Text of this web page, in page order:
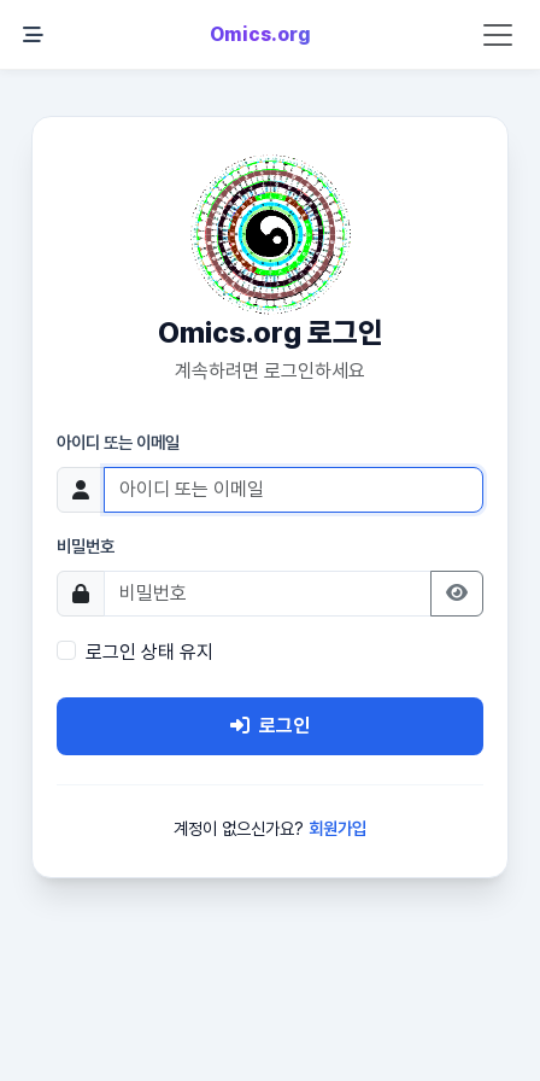
Omics.org
Omics.org 로그인
계속하려면 로그인하세요
아이디 또는 이메일
비밀번호
로그인 상태 유지
로그인
계정이 없으신가요? 회원가입